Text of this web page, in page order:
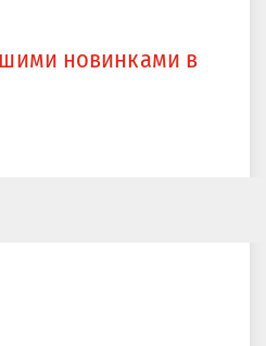
новинками в